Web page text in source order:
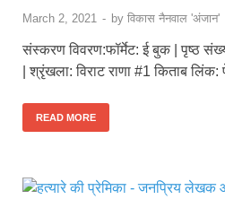
March 2, 2021 - by विकास नैनवाल 'अंजान'
संस्करण विवरण:फॉर्मेट: ई बुक | पृष्ठ
| श्रृंखला: विराट राणा #1 किताब
READ MORE